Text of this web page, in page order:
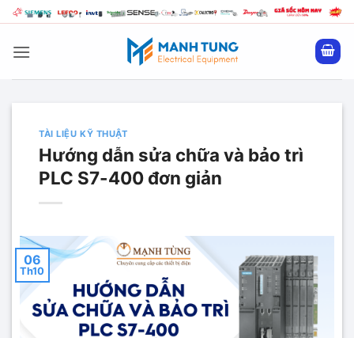
Bỏ
qua
nội
TÀI LIỆU KỸ THUẬT
Hướng dẫn sửa chữa và bảo trì
PLC S7-400 đơn giản
06
Th10